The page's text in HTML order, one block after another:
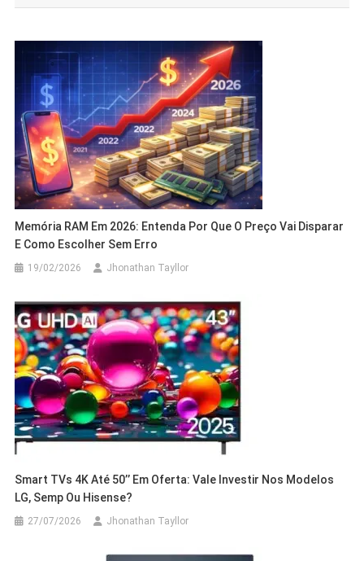
Post
Memória RAM Em 2026: Entenda Por Que O Preço Vai Disparar
E Como Escolher Sem Erro
19/02/2026 Jhonathan Tayllor
Smart TVs 4K Até 50’’ Em Oferta: Vale Investir Nos Modelos
LG, Semp Ou Hisense?
27/07/2026 Jhonathan Tayllor